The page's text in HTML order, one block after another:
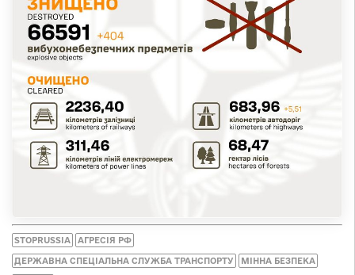
STOPRUSSIA АГРЕСІЯ РФ
ДЕРЖАВНА СПЕЦІАЛЬНА СЛУЖБА ТРАНСПОРТУ МІННА БЕЗПЕКА